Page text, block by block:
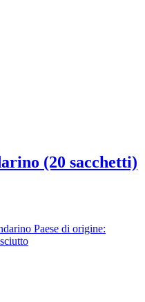
(20 sacchetti)
Paese di origine: